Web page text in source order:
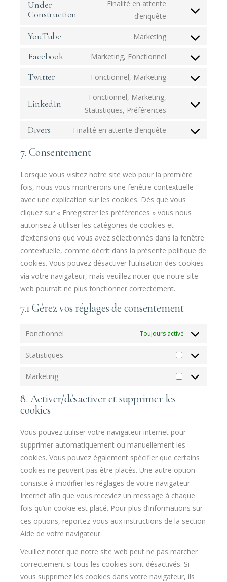
Under
Construction
Finalité en attente
d’enquête
YouTube Marketing
Facebook Marketing, Fonctionnel
Twitter Fonctionnel, Marketing
LinkedIn
Fonctionnel, Marketing,
Statistiques, Préférences
Divers Finalité en attente d’enquête
7. Consentement
Lorsque vous visitez notre site web pour la première
fois, nous vous montrerons une fenêtre contextuelle
avec une explication sur les cookies. Dès que vous
cliquez sur « Enregistrer les préférences » vous nous
autorisez à utiliser les catégories de cookies et
d’extensions que vous avez sélectionnés dans la fenêtre
contextuelle, comme décrit dans la présente politique de
cookies. Vous pouvez désactiver l’utilisation des cookies
via votre navigateur, mais veuillez noter que notre site
web pourrait ne plus fonctionner correctement.
7.1 Gérez vos réglages de consentement
Fonctionnel Toujours activé
Statistiques
Marketing
8. Activer/désactiver et supprimer les
cookies
Vous pouvez utiliser votre navigateur internet pour
supprimer automatiquement ou manuellement les
cookies. Vous pouvez également spécifier que certains
cookies ne peuvent pas être placés. Une autre option
consiste à modifier les réglages de votre navigateur
Internet afin que vous receviez un message à chaque
fois qu’un cookie est placé. Pour plus d’informations sur
ces options, reportez-vous aux instructions de la section
Aide de votre navigateur.
Veuillez noter que notre site web peut ne pas marcher
correctement si tous les cookies sont désactivés. Si
vous supprimez les cookies dans votre navigateur, ils